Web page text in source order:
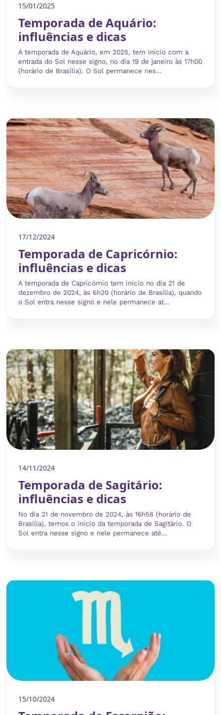
15/01/2025
Temporada de Aquário:
influências e dicas
A temporada de Aquário, em 2025, tem início com a
entrada do Sol nesse signo, no dia 19 de janeiro às 17h00
(horário de Brasília). O Sol permanece nes...
17/12/2024
Temporada de Capricórnio:
influências e dicas
A temporada de Capricórnio tem início no dia 21 de
dezembro de 2024, às 6h20 (horário de Brasília), quando
o Sol entra nesse signo e nele permanece at...
14/11/2024
Temporada de Sagitário:
influências e dicas
No dia 21 de novembro de 2024, às 16h56 (horário de
Brasília), temos o início da temporada de Sagitário. O
Sol entra nesse signo e nele permanece até...
15/10/2024